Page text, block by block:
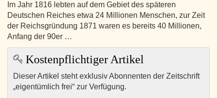
Im Jahr 1816 lebten auf dem Gebiet des späteren
Deutschen Reiches etwa 24 Millionen Menschen, zur Zeit
der Reichsgründung 1871 waren es bereits 40 Millionen,
Anfang der 90er …
Kostenpflichtiger Artikel
Dieser Artikel steht exklusiv Abonnenten der Zeitschrift
„eigentümlich frei“ zur Verfügung.